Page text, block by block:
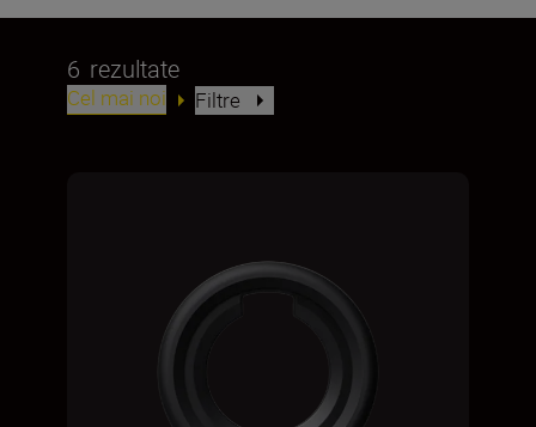
6 rezultate
Cel mai noi Filtre